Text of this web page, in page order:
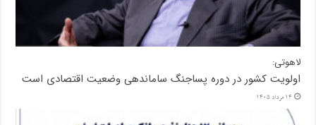
لاهوتی:
اولویت کشور در دوره پساجنگ ساماندهی وضعیت اقتصادی است
14 مرداد 1405